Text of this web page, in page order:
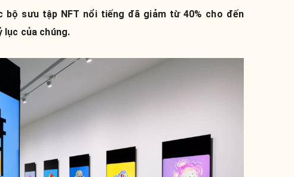
bộ sưu tập NFT nổi tiếng đã giảm từ 40% cho đến
lục của chúng.